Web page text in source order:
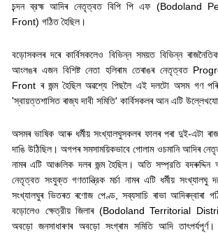
চন্দন ব্রহ্ম আদিৰ নেতৃত্বত বিপি পি এফ (Bodoland
Front) গঠিত হৈছিল।
বড়োসকলৰ দৰে কাৰ্বিসকলেও বিভিন্ন সময়ত বিভিন্ন
আংলঙৰ এজন বিশিষ্ট নেতা হলিৰাম তেৰাঙৰ নেতৃত্বত
Frontৰ জন্ম হৈছিল অৱশ্যে পিছলৈ এই দলটো অসম গণ
'স্বায়ত্তশাসিত ৰাজ্য দাবী সমিতি' কাৰ্বিসকলৰ আন এটি
অসমৰ ভাষিক আৰু ধর্মীয় সংখ্যালঘুসকলৰ ফালৰ পৰা দুই-এটা
দাঙি উঠিছিল। অগপৰ সমসাময়িকভাবে গোলাম ওচমানি আদিৰ
নামৰ এটি আঞ্চলিক দলৰ জন্ম হৈছিল। অতি সম্প্রতি
নেতৃত্বত সংযুক্ত গণতান্ত্রিক মর্চা নামৰ এটি ধর্মীয় সংখ্যালঘু
সংখ্যালঘুৰ ভিতৰত ৰণোজ পেণ্ড,সব্যসাচি ৰাভা আদিৰদ্বাৰা
বড়োলেও ক্ষেত্রীয় জিলাৰ (Bodoland Territorial
অবড়ো জনসাধাৰণৰ অবড়ো সংগ্ৰাম সমিতি আদি তাৎপর্যপূর্ণ।